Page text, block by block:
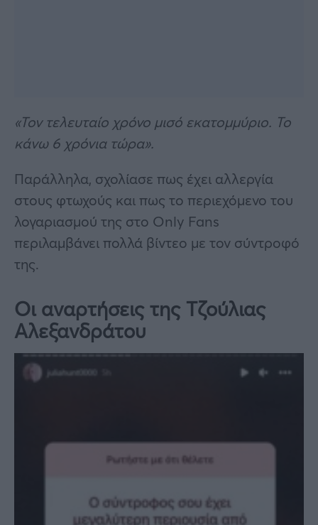
«Τον τελευταίο χρόνο μισό εκατομμύριο. Το
κάνω 6 χρόνια τώρα».
Παράλληλα, σχολίασε πως έχει αλλεργία
στους φτωχούς και πως το περιεχόμενο του
λογαριασμού της στο Only Fans
περιλαμβάνει πολλά βίντεο με τον σύντροφό
της.
Οι αναρτήσεις της Τζούλιας
Αλεξανδράτου